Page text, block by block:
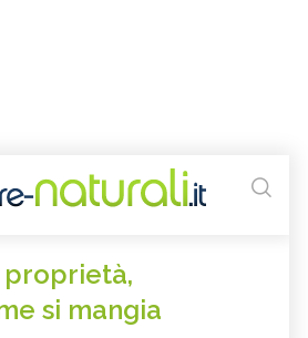
si mangia